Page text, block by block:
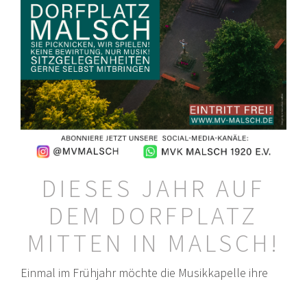
DIESES JAHR AUF
DEM DORFPLATZ
MITTEN IN MALSCH!
Einmal im Frühjahr möchte die Musikkapelle ihre